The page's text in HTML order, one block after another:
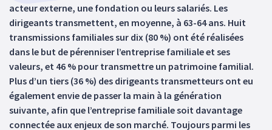
acteur externe, une fondation ou leurs salariés. Les
dirigeants transmettent, en moyenne, à 63-64 ans. Huit
transmissions familiales sur dix (80 %) ont été réalisées
dans le but de pérenniser l’entreprise familiale et ses
valeurs, et 46 % pour transmettre un patrimoine familial.
Plus d’un tiers (36 %) des dirigeants transmetteurs ont eu
également envie de passer la main à la génération
suivante, afin que l’entreprise familiale soit davantage
connectée aux enjeux de son marché. Toujours parmi les